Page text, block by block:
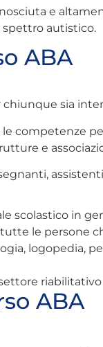
e
autistico.
ABA
sia
le competenze
e
scolastico in
le persone
logopedia,
ABA